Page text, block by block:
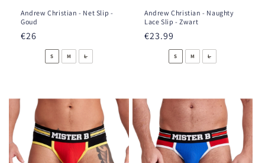
Andrew Christian - Net Slip -
Goud
Prezzo
listino
€26
S M L
Andrew Christian - Naughty
Lace Slip - Zwart
Prezzo
listino
€23.99
S M L